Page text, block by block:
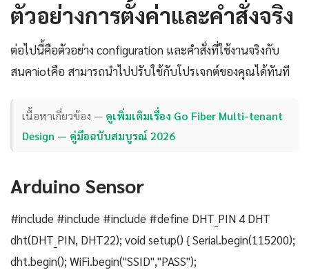
ตัวอย่างการตั้งค่าและคำสั่งจริง
ต่อไปนี้คือตัวอย่าง configuration และคำสั่งที่ใช้งานจริงกับ
สนคาiotคือ สามารถนำไปปรับใช้กับโปรเจกต์ของคุณได้ทันที
เนื้อหาเกี่ยวข้อง — ดูเพิ่มเติมเรื่อง Go Fiber Multi-tenant
Design — คู่มือฉบับสมบูรณ์ 2026
Arduino Sensor
#include #include #include #define DHT_PIN 4 DHT
dht(DHT_PIN, DHT22); void setup() { Serial.begin(115200);
dht.begin(); WiFi.begin("SSID","PASS");